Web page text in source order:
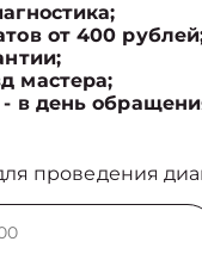
от 400
мастера;
в день
проведения